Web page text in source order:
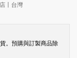
〡台灣
。預購與訂製商品除